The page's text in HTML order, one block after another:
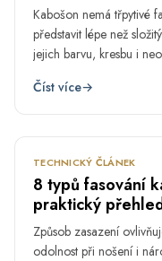
Kabošon nemá třpytivé
představit lépe než
jejich barvu, kresbu i
Číst více→
ČVN
TECHNICKÝ ČLÁNEK
8 typů fasování
praktický
Způsob zasazení
odolnost při nošení i